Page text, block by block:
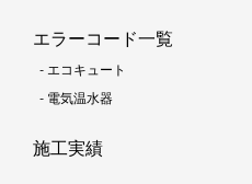
エラーコード一覧
-エコキュート
- 電気温水器
施工実績